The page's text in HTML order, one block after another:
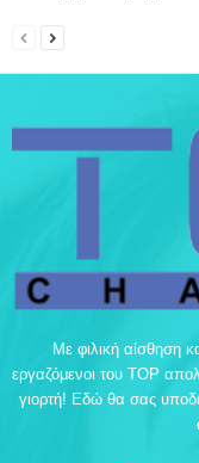
Με φιλική αίσθηση
εργαζόμενοι του TOP
γιορτή! Εδώ θα σας